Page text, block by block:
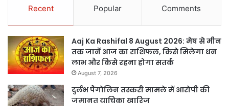
Recent Popular Comments
Aaj Ka Rashifal 8 August 2026: मेष से मीन
तक जानें आज का राशिफल, किसे मिलेगा धन
लाभ और किसे रहना होगा सतर्क
August 7, 2026
दुर्लभ पैंगोलिन तस्करी मामले में आरोपी की
जमानत याचिका खारिज